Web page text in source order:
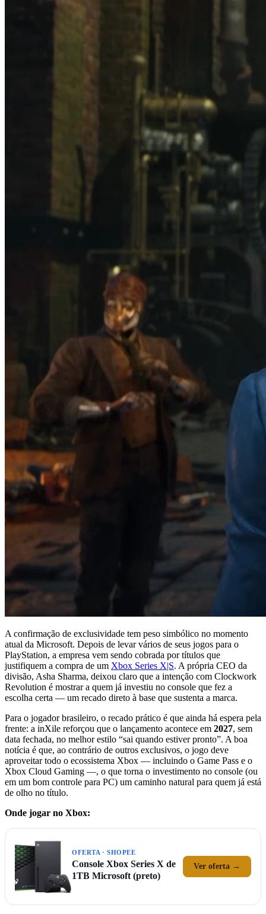
A confirmação de exclusividade tem peso simbólico no momento
atual da Microsoft. Depois de levar vários de seus jogos para o
PlayStation, a empresa vem sendo cobrada por títulos que
justifiquem a compra de um Xbox Series X|S. A própria CEO da
divisão, Asha Sharma, deixou claro que a intenção com Clockwork
Revolution é mostrar a quem já investiu no console que fez a
escolha certa — um recado direto à base que sustenta a marca.
Para o jogador brasileiro, o recado prático é que ainda há espera pela
frente: a inXile reforçou que o lançamento acontece em 2027, sem
data fechada, no melhor estilo “sai quando estiver pronto”. A boa
notícia é que, ao contrário de outros exclusivos, o jogo deve
aproveitar todo o ecossistema Xbox — incluindo o Game Pass e o
Xbox Cloud Gaming —, o que torna o investimento no console (ou
em um bom controle para PC) um caminho natural para quem já está
de olho no título.
Onde jogar no Xbox:
OFERTA · SHOPEE
Console Xbox Series X de
1TB Microsoft (preto)
Ver oferta →